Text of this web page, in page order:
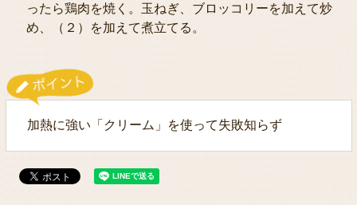
ったら鶏肉を焼く。玉ねぎ、ブロッコリーを加えて炒
め、（２）を加えて煮立てる。
加熱に強い「クリーム」を使って失敗知らず